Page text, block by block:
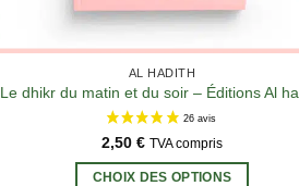
AL HADITH
Le dhikr du matin et du soir – Éditions Al
2,50 € TVA compris
CHOIX DES OPTIONS
Ce